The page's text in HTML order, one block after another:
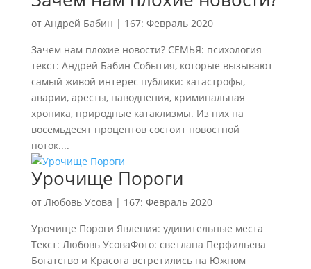
от Андрей Бабин | 167: Февраль 2020
Зачем нам плохие новости? СЕМЬЯ: психология
текст: Андрей Бабин События, которые вызывают
самый живой интерес публики: катастрофы,
аварии, аресты, наводнения, криминальная
хроника, природные катаклизмы. Из них на
восемьдесят процентов состоит новостной
поток....
Урочище Пороги
от Любовь Усова | 167: Февраль 2020
Урочище Пороги Явления: удивительные места
Текст: Любовь УсоваФото: светлана Перфильева
Богатство и Красота встретились на Южном